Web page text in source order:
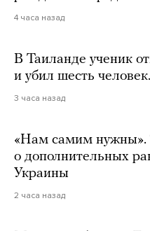
4 часа назад
В Таиланде ученик
и убил шесть
3 часа назад
«Нам самим
о дополнительных
Украины
2 часа назад